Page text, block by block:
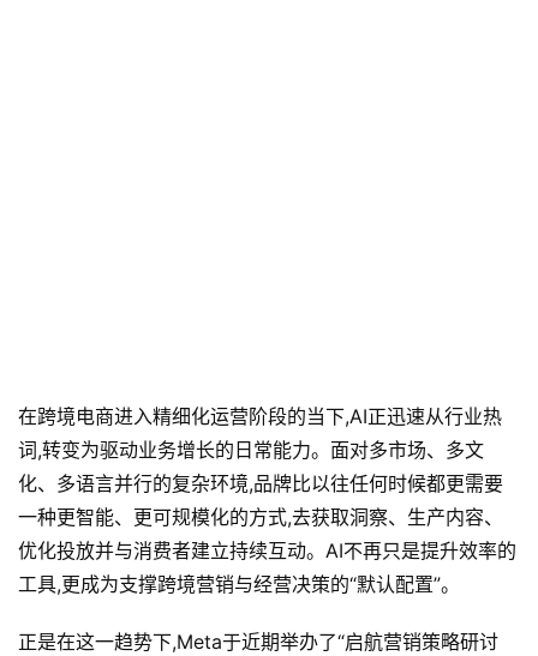
在跨境电商进入精细化运营阶段的当下,AI正迅速从行业热
词,转变为驱动业务增长的日常能力。面对多市场、多文
化、多语言并行的复杂环境,品牌比以往任何时候都更需要
一种更智能、更可规模化的方式,去获取洞察、生产内容、
优化投放并与消费者建立持续互动。AI不再只是提升效率的
工具,更成为支撑跨境营销与经营决策的“默认配置”。
正是在这一趋势下,Meta于近期举办了“启航营销策略研讨